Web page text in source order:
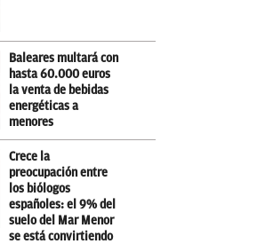
Baleares multará con
hasta 60.000 euros
la venta de bebidas
energéticas a
menores
Crece la
preocupación entre
los biólogos
españoles: el 9% del
suelo del Mar Menor
se está convirtiendo